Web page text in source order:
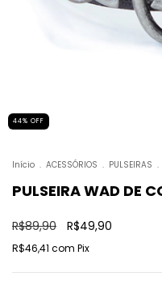
44% OFF
Início . ACESSÓRIOS . PULSEIRAS .
PULSEIRA WAD DE
R$89,90 R$49,90
R$46,41 com Pix